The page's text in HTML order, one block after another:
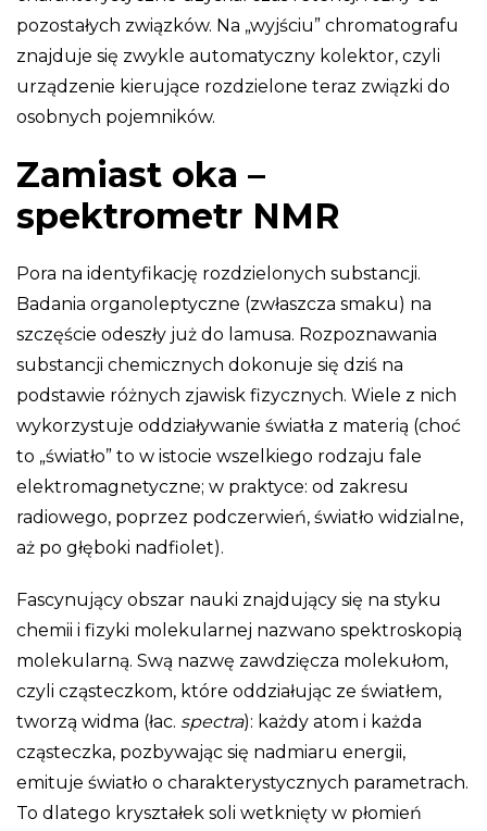
pozostałych związków. Na „wyjściu” chromatografu
znajduje się zwykle automatyczny kolektor, czyli
urządzenie kierujące rozdzielone teraz związki do
osobnych pojemników.
Zamiast oka –
spektrometr NMR
Pora na identyfikację rozdzielonych substancji.
Badania organoleptyczne (zwłaszcza smaku) na
szczęście odeszły już do lamusa. Rozpoznawania
substancji chemicznych dokonuje się dziś na
podstawie różnych zjawisk fizycznych. Wiele z nich
wykorzystuje oddziaływanie światła z materią (choć
to „światło” to w istocie wszelkiego rodzaju fale
elektromagnetyczne; w praktyce: od zakresu
radiowego, poprzez podczerwień, światło widzialne,
aż po głęboki nadfiolet).
Fascynujący obszar nauki znajdujący się na styku
chemii i fizyki molekularnej nazwano spektroskopią
molekularną. Swą nazwę zawdzięcza molekułom,
czyli cząsteczkom, które oddziałując ze światłem,
tworzą widma (łac. spectra): każdy atom i każda
cząsteczka, pozbywając się nadmiaru energii,
emituje światło o charakterystycznych parametrach.
To dlatego kryształek soli wetknięty w płomień